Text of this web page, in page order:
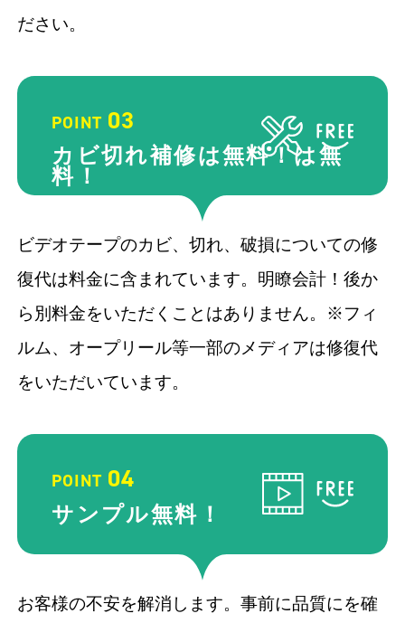
ださい。
POINT 03
カビ切れ補修は無料！は無
料！
ビデオテープのカビ、切れ、破損についての修
復代は料金に含まれています。明瞭会計！後か
ら別料金をいただくことはありません。※フィ
ルム、オープリール等一部のメディアは修復代
をいただいています。
POINT 04
サンプル無料！
お客様の不安を解消します。事前に品質にを確